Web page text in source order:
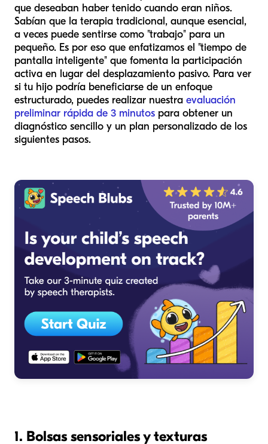
que deseaban haber tenido cuando eran niños.
Sabían que la terapia tradicional, aunque esencial,
a veces puede sentirse como "trabajo" para un
pequeño. Es por eso que enfatizamos el "tiempo de
pantalla inteligente" que fomenta la participación
activa en lugar del desplazamiento pasivo. Para ver
si tu hijo podría beneficiarse de un enfoque
estructurado, puedes realizar nuestra evaluación
preliminar rápida de 3 minutos para obtener un
diagnóstico sencillo y un plan personalizado de los
siguientes pasos.
1. Bolsas sensoriales y texturas